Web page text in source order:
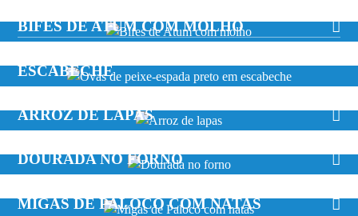
BIFES DE ATUM COM MOLHO
ESCABECHE
ARROZ DE LAPAS
DOURADA NO FORNO
MIGAS DE PALOCO COM NATAS